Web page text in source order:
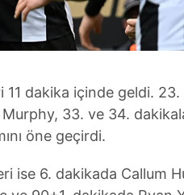
11 dakika içinde geldi.
33. ve 34.
öne geçirdi.
ise 6. dakikada Callum